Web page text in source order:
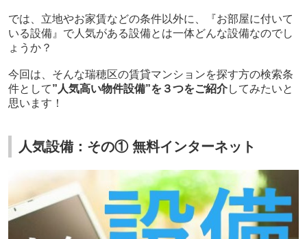
では、立地やお家賃などの条件以外に、『お部屋に付いて
いる設備』で人気がある設備とは一体どんな設備なのでし
ょうか？
今回は、そんな瑞穂区の賃貸マンションを探す方の検索条
件として”人気高い物件設備”を３つをご紹介してみたいと
思います！
人気設備：その① 無料インターネット